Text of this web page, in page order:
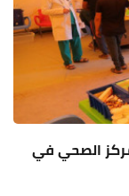
الصحي في